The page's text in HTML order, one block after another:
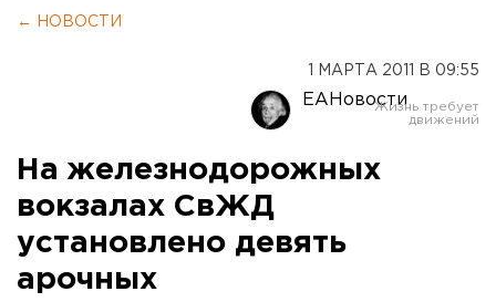
← НОВОСТИ
1 МАРТА 2011 В 09:55
ЕАНовости
На железнодорожных
вокзалах СвЖД
установлено девять
арочных